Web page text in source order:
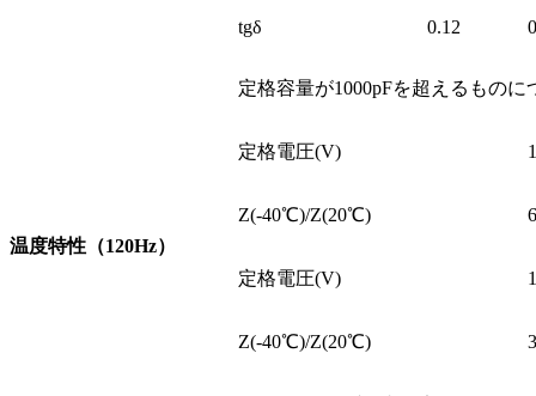
tgδ 0.12
定格容量が1000pFを超えるもの
温度特性（120Hz）
定格電圧(V)
Z(-40℃)/Z(20℃) 6
定格電圧(V)
Z(-40℃)/Z(20℃) 3